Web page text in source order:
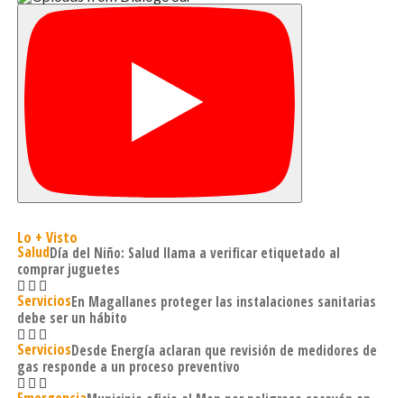
Lo + Visto
SaludDía del Niño: Salud llama a verificar etiquetado al
comprar juguetes
ServiciosEn Magallanes proteger las instalaciones sanitarias
debe ser un hábito
ServiciosDesde Energía aclaran que revisión de medidores de
gas responde a un proceso preventivo